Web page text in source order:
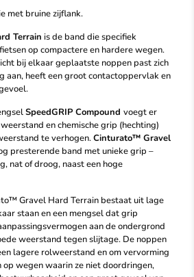
met bruine zijflank.
Terrain is de band die specifiek
op compactere en hardere wegen.
bij elkaar geplaatste noppen past zich
aan, heeft een groot contactoppervlak en
SpeedGRIP Compound voegt er
en chemische grip (hechting)
te verhogen.Cinturato™ Gravel
presterende band met unieke grip –
nat of droog, naast een hoge
Gravel Hard Terrain bestaat uit lage
staan en een mengsel dat grip
aan de ondergrond
weerstand tegen slijtage. De noppen
lagere rolweerstand en om vervorming
wegen waarin ze niet doordringen,